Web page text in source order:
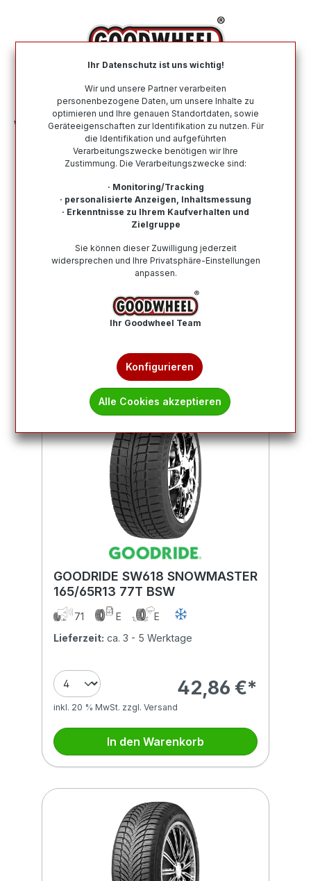
Winterreifen Nach Größe 165 65 R13
Winterreifen in der Größe 165 65 R13
Bei Goodwheel finden Sie Winterreifen renommierter
Top-Hersteller in der Größe 165 65 R13. Schneller
Versand, Kompetenter Support durch unsere
Reifenprofis & Kauf auf Rechnung möglich!
Wie finde ich meine Reifengröße?
Produkte filtern
GOODRIDE SW618 SNOWMASTER
165/65R13 77T BSW
71 E
E
Lieferzeit: ca. 3 - 5 Werktage
42,86 €*
inkl. 20 % MwSt. zzgl. Versand
In den Warenkorb
Ihr Datenschutz ist uns wichtig!
Wir und unsere Partner verarbeiten
personenbezogene Daten, um unsere Inhalte zu
optimieren und Ihre genauen Standortdaten, sowie
Geräteeigenschaften zur Identifikation zu nutzen. Für
die Identifikation und aufgeführten
Verarbeitungszwecke benötigen wir Ihre
Zustimmung. Die Verarbeitungszwecke sind:
· Monitoring/Tracking
· personalisierte Anzeigen, Inhaltsmessung
· Erkenntnisse zu Ihrem Kaufverhalten und
Zielgruppe
Sie können dieser Zuwilligung jederzeit
widersprechen und Ihre Privatsphäre-Einstellungen
anpassen.
Ihr Goodwheel Team
Konfigurieren
Alle Cookies akzeptieren